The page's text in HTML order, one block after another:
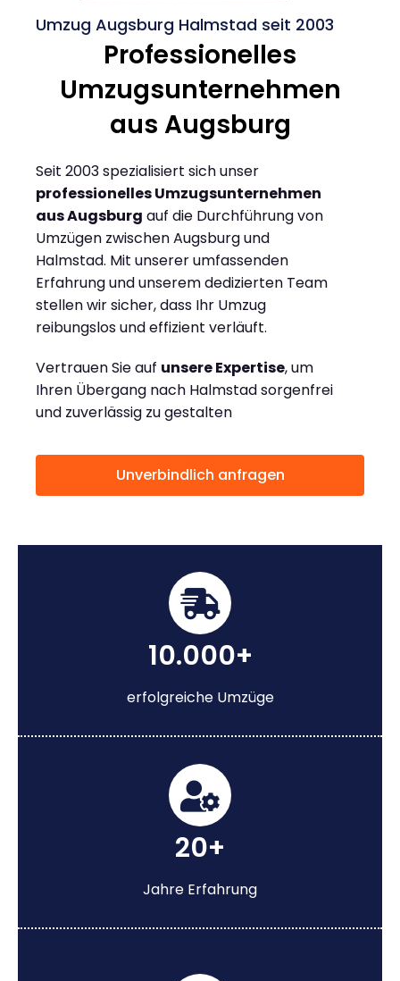
Umzug Augsburg Halmstad seit 2003
Professionelles
Umzugsunternehmen
aus Augsburg
Seit 2003 spezialisiert sich unser
professionelles Umzugsunternehmen
aus Augsburg auf die Durchführung von
Umzügen zwischen Augsburg und
Halmstad. Mit unserer umfassenden
Erfahrung und unserem dedizierten Team
stellen wir sicher, dass Ihr Umzug
reibungslos und effizient verläuft.
Vertrauen Sie auf unsere Expertise, um
Ihren Übergang nach Halmstad sorgenfrei
und zuverlässig zu gestalten
Unverbindlich anfragen
10.000+
erfolgreiche Umzüge
20+
Jahre Erfahrung